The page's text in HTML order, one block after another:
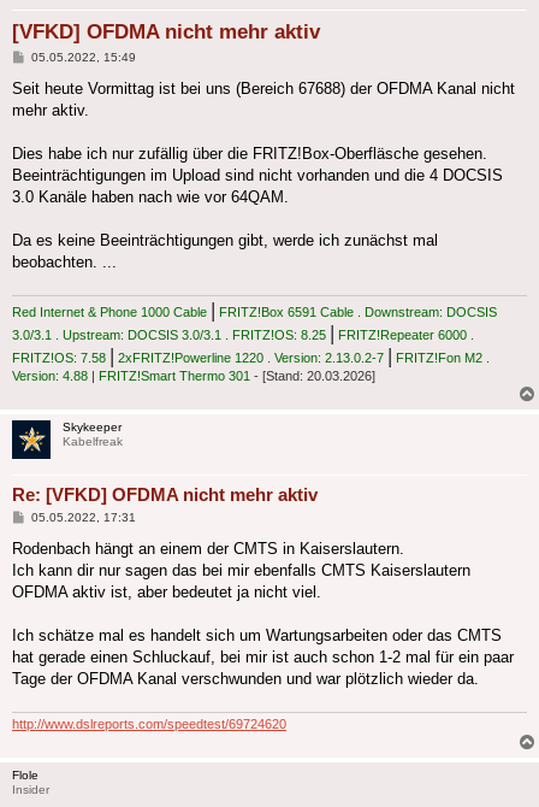
[VFKD] OFDMA nicht mehr aktiv
Beitrag
05.05.2022, 15:49
Seit heute Vormittag ist bei uns (Bereich 67688) der OFDMA Kanal nicht
mehr aktiv.
Dies habe ich nur zufällig über die FRITZ!Box-Oberfläsche gesehen.
Beeinträchtigungen im Upload sind nicht vorhanden und die 4 DOCSIS
3.0 Kanäle haben nach wie vor 64QAM.
Da es keine Beeinträchtigungen gibt, werde ich zunächst mal
beobachten. ...
Red Internet & Phone 1000 Cable | FRITZ!Box 6591 Cable . Downstream: DOCSIS
3.0/3.1 . Upstream: DOCSIS 3.0/3.1 . FRITZ!OS: 8.25 | FRITZ!Repeater 6000 .
FRITZ!OS: 7.58 | 2xFRITZ!Powerline 1220 . Version: 2.13.0.2-7 | FRITZ!Fon M2 .
Version: 4.88 | FRITZ!Smart Thermo 301 - [Stand: 20.03.2026]
Skykeeper
Kabelfreak
Re: [VFKD] OFDMA nicht mehr aktiv
Beitrag
05.05.2022, 17:31
Rodenbach hängt an einem der CMTS in Kaiserslautern.
Ich kann dir nur sagen das bei mir ebenfalls CMTS Kaiserslautern
OFDMA aktiv ist, aber bedeutet ja nicht viel.
Ich schätze mal es handelt sich um Wartungsarbeiten oder das CMTS
hat gerade einen Schluckauf, bei mir ist auch schon 1-2 mal für ein paar
Tage der OFDMA Kanal verschwunden und war plötzlich wieder da.
http://www.dslreports.com/speedtest/69724620
Flole
Insider